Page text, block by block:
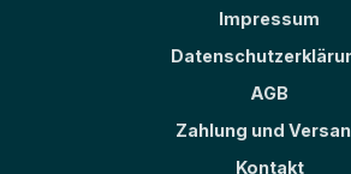
Impressum
AGB
Zahlung und
Kontakt